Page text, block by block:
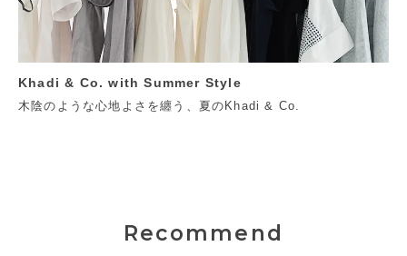
Khadi & Co. with Summer Style
木陰のような心地よさを纏う、夏のKhadi & Co.
Recommend